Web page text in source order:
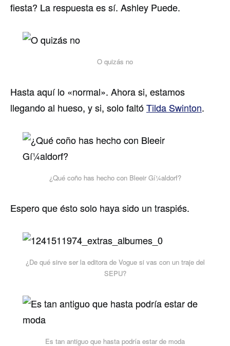
fiesta? La respuesta es sí­. Ashley Puede.
O quizás no
Hasta aquí­ lo «normal». Ahora si, estamos
llegando al hueso, y si, solo faltóTilda Swinton.
¿Qué coño has hecho con Bleeir Gí¼aldorf?
Espero que ésto solo haya sido un traspiés.
¿De qué sirve ser la editora de Vogue si vas con un traje del
SEPU?
Es tan antiguo que hasta podrí­a estar de moda